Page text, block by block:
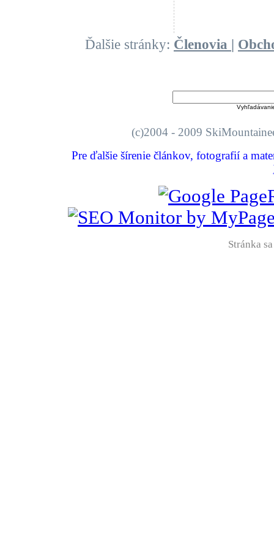
Ďalšie stránky: Členovia |
(c)2004 - 2009
Pre ďalšie šírenie článkov, fotografií a
Stránka